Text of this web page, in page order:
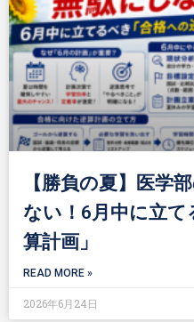
【勝負の夏】医学
ない！6月中に立
算計画」
READ MORE »
2026年6月24日